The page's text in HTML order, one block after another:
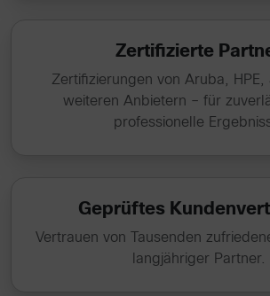
Zertifizierte
Zertifizierungen von Aruba, HPE,
weiteren Anbietern – für
professionelle
Geprüftes
Vertrauen von Tausenden
langjähriger Partner.